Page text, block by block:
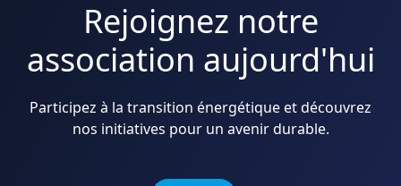
Rejoignez notre
association aujourd'hui
Participez à la transition énergétique et découvrez
nos initiatives pour un avenir durable.